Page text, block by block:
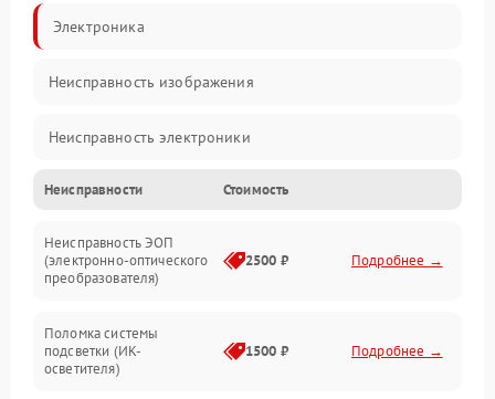
Электроника
Неисправность изображения
Неисправность электроники
Механические повреждения
Неисправность управления
Оптика
Неисправности Стоимость
Неисправность ЭОП
(электронно-оптического
преобразователя)
2500 ₽ Подробнее →
Поломка системы
подсветки (ИК-
осветителя)
1500 ₽ Подробнее →